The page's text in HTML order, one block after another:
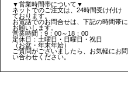
▼営業時間帯について▼
ネットでのご注文は、24時間受け付け
ております。
お電話でのお問合せは、下記の時間帯に
お願いします。
営業時間：9：00～18：00
定休日：土曜日・日曜日・祝日
（お盆・年末年始）
ご質問がございましたら、お気軽にお問
い合わせください。